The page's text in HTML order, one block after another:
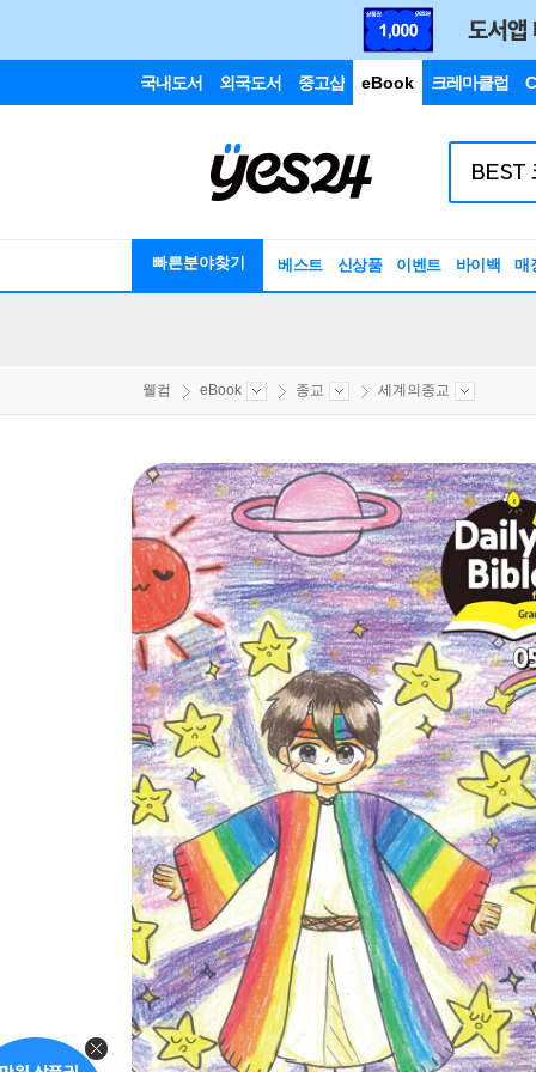
국내도서 외국도서 중고샵 eBook 크레마클럽
빠른분야찾기 베스트 신상품 이벤트 바이백 매
웰컴 eBook 종교 세계의종교